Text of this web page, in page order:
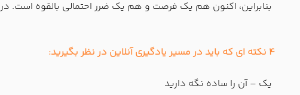
بنابراین، اکنون هم یک فرصت و هم یک ضرر احتمالی بالقوه
4 نکته ای که باید در مسیر یادگیری آنلاین در نظر بگیرید:
یک – آن را ساده نگه دارید